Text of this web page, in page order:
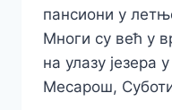
пансиони у
Многи су већ у
на улазу језера
Месарош,